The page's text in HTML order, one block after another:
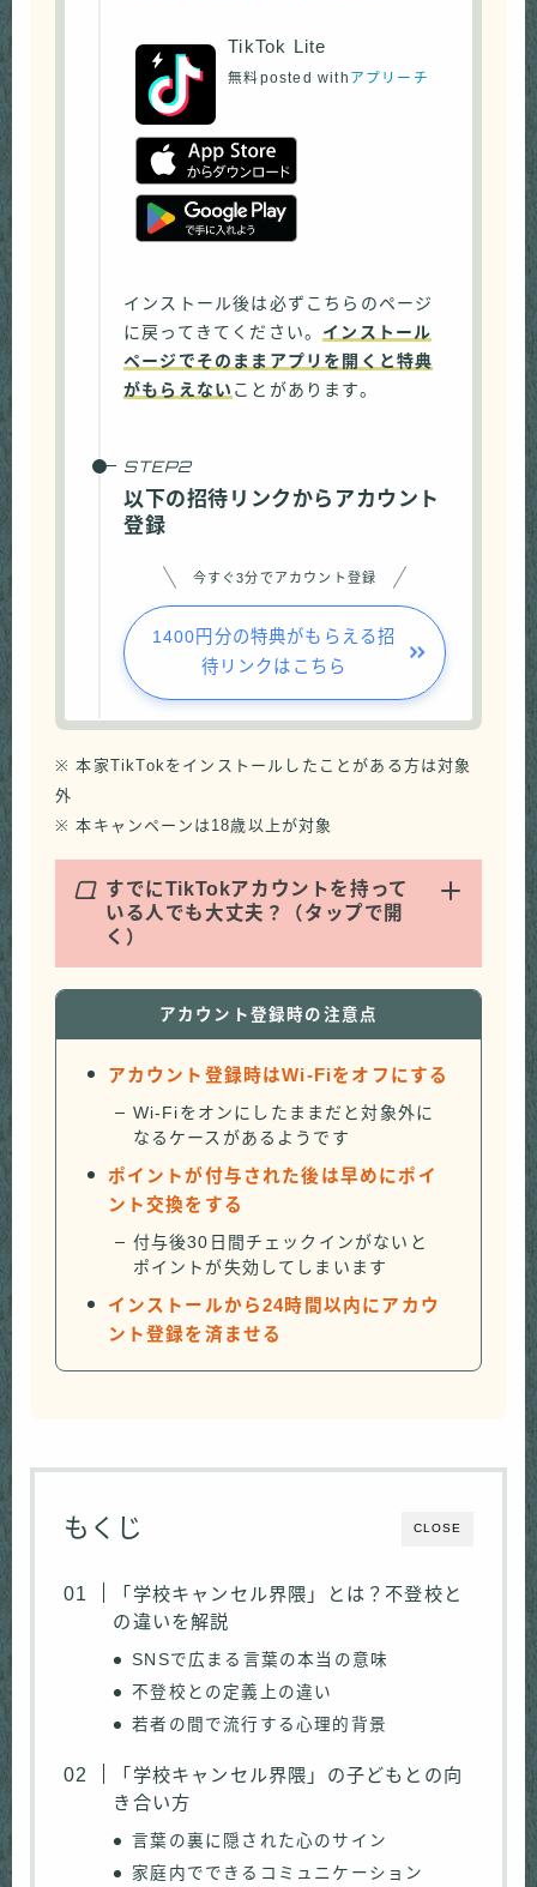
TikTok Lite
無料posted with アプリーチ
インストール後は必ずこちらのページ
に戻ってきてください。 インストール
ページでそのままアプリを開くと特典
がもらえない ことがあります。
以下の招待リンクからアカウント
登録
今すぐ3分でアカウント登録
1400円分の特典がもらえる招
待リンクはこちら
※ 本家TikTokをインストールしたことがある方は対象
外
※ 本キャンペーンは18歳以上が対象
Q すでにTikTokアカウントを持って
いる人でも大丈夫？（タップで開
く）
アカウント登録時の注意点
アカウント登録時はWi-Fiをオフにする
Wi-Fiをオンにしたままだと対象外に
なるケースがあるようです
ポイントが付与された後は早めにポイ
ント交換をする
付与後30日間チェックインがないと
ポイントが失効してしまいます
インストールから24時間以内にアカウ
ント登録を済ませる
CLOSE
もくじ
「学校キャンセル界隈」とは？不登校と
の違いを解説
SNSで広まる言葉の本当の意味
不登校との定義上の違い
若者の間で流行する心理的背景
「学校キャンセル界隈」の子どもとの向
き合い方
言葉の裏に隠された心のサイン
家庭内でできるコミュニケーション